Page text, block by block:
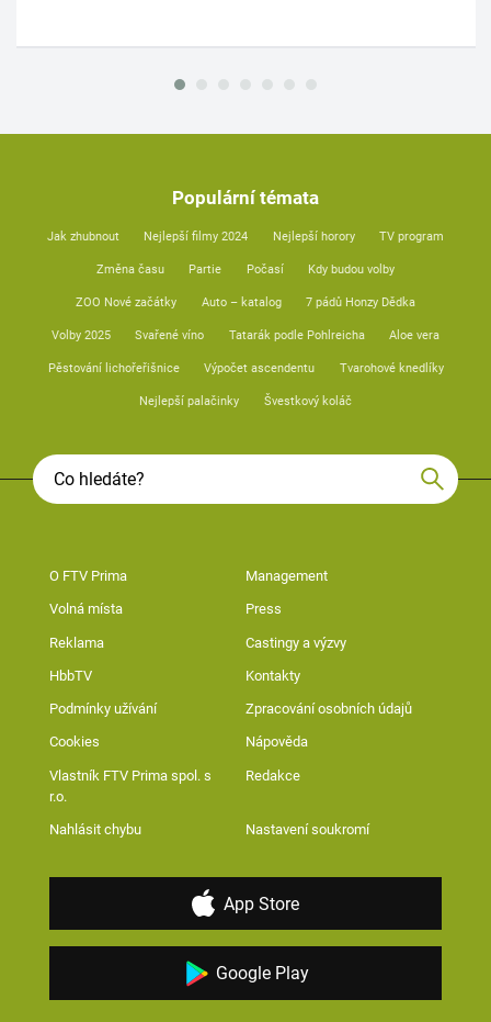
Populární témata
Jak zhubnout Nejlepší filmy 2024 Nejlepší horory TV program
Změna času Partie Počasí Kdy budou volby
ZOO Nové začátky Auto – katalog 7 pádů Honzy Dědka
Volby 2025 Svařené víno Tatarák podle Pohlreicha Aloe vera
Pěstování lichořeřišnice Výpočet ascendentu Tvarohové knedlíky
Nejlepší palačinky Švestkový koláč
O FTV Prima Management
Volná místa Press
Reklama Castingy a výzvy
HbbTV Kontakty
Podmínky užívání Zpracování osobních údajů
Cookies Nápověda
Vlastník FTV Prima spol. s
r.o.
Redakce
Nahlásit chybu Nastavení soukromí
App Store
Google Play